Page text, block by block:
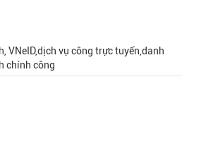
VNeID,dịch vụ công trực tuyến,danh
chính công